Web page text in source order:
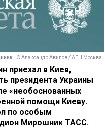
© Александр Авилов / АГН Москва
приехал в Киев,
президента Украины
«необоснованных
помощи Киеву.
по особым
Мирошник ТАСС.